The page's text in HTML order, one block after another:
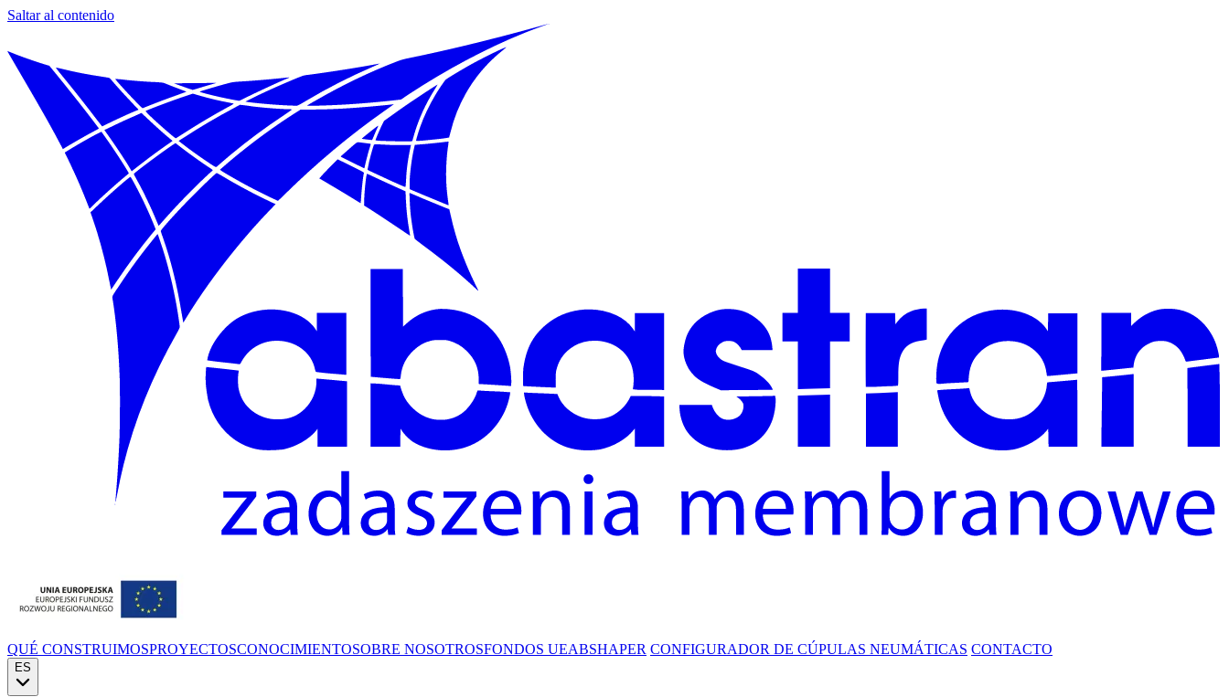
Saltar al contenido
QUÉ CONSTRUIMOSPROYECTOSCONOCIMIENTOSOBRE NOSOTROSFONDOS UEABSHAPER CONFIGURADOR DE CÚPULAS NEUMÁTICAS CONTACTO
ES